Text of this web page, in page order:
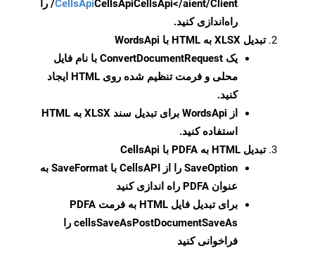
CellsApiCellsApi
CellsApi</aient/Client/ را
راه‌اندازی کنید.
تبدیل XLSX به HTML با WordsApi
یک ConvertDocumentRequest با نام فایل
محلی و فرمت تنظیم شده روی HTML ایجاد
کنید.
از WordsApi برای تبدیل سند XLSX به HTML
استفاده کنید.
تبدیل HTML به PDFA با CellsApi
SaveOption
را از CellsAPI با SaveFormat به
عنوان PDFA راه اندازی کنید
برای تبدیل فایل HTML به فرمت
PDFA
cellsSaveAsPostDocumentSaveAs را
فراخوانی کنید